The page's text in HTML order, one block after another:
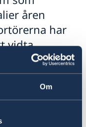
Om
åren
har
vidta
att stoppa
av
se till att
som påstås